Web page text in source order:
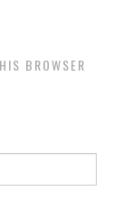
BROWSER